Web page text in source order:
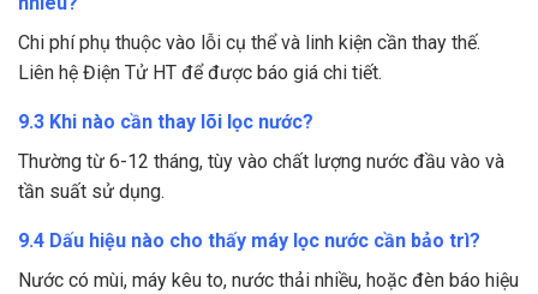
Chi phí phụ thuộc vào lỗi cụ thể và linh kiện cần thay thế.
Liên hệ Điện Tử HT để được báo giá chi tiết.
9.3 Khi nào cần thay lõi lọc nước?
Thường từ 6-12 tháng, tùy vào chất lượng nước đầu vào và
tần suất sử dụng.
9.4 Dấu hiệu nào cho thấy máy lọc nước cần bảo trì?
Nước có mùi, máy kêu to, nước thải nhiều, hoặc đèn báo hiệu